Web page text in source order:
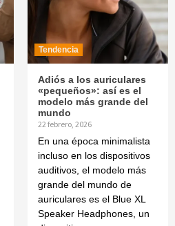
Tendencia
Adiós a los auriculares
«pequeños»: así es el
modelo más grande del
mundo
22 febrero, 2026
En una época minimalista
incluso en los dispositivos
auditivos, el modelo más
grande del mundo de
auriculares es el Blue XL
Speaker Headphones, un